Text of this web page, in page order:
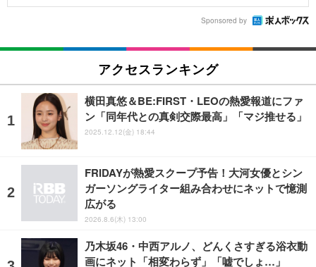
Sponsored by
アクセスランキング
横田真悠＆BE:FIRST・LEOの熱愛報道にファ
ン「同年代との真剣交際最高」「マジ推せる」
2025.12.12(金) 18:44
FRIDAYが熱愛スクープ予告！大河女優とシン
ガーソングライター組み合わせにネットで憶測
広がる
2026.8.6(木) 13:00
乃木坂46・中西アルノ、どんくさすぎる浴衣動
画にネット「相変わらず」「嘘でしょ…」